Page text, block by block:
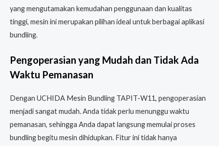
yang mengutamakan kemudahan penggunaan dan kualitas
tinggi, mesin ini merupakan pilihan ideal untuk berbagai aplikasi
bundling.
Pengoperasian yang Mudah dan Tidak Ada
Waktu Pemanasan
Dengan UCHIDA Mesin Bundling TAPIT-W11, pengoperasian
menjadi sangat mudah. Anda tidak perlu menunggu waktu
pemanasan, sehingga Anda dapat langsung memulai proses
bundling begitu mesin dihidupkan. Fitur ini tidak hanya